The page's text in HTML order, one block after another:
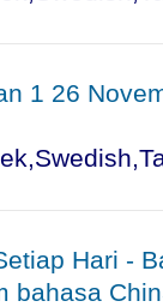
1 26
Hari -
bahasa